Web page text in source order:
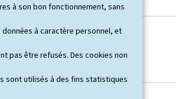
à son bon fonctionnement, sans
données à caractère personnel, et
pas être refusés. Des cookies non
sont utilisés à des fins statistiques
2.637,79 15,2473